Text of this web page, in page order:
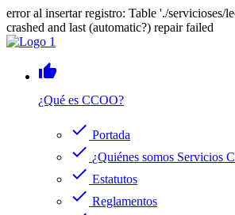
error al insertar registro: Table './servicioses/
crashed and last (automatic?) repair failed
thumb_up
¿Qué es CCOO?
check Portada
check ¿Quiénes somos Servicios
check Estatutos
check Reglamentos